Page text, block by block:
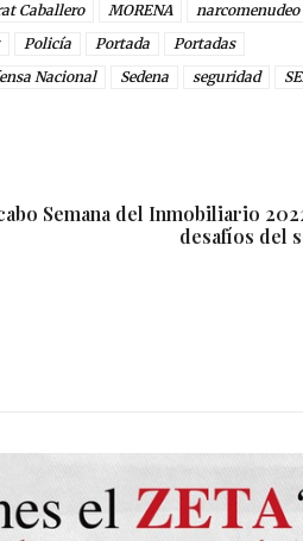
Caballero MORENA
narcomenudeo
Policía Portada
Portadas
Nacional Sedena seguridad
Semana del Inmobiliario
desafíos del